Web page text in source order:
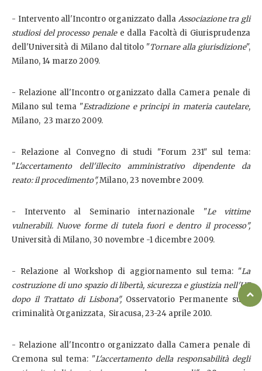
- Intervento all'Incontro organizzato dalla Associazione tra gli
studiosi del processo penalee dalla Facoltà di Giurisprudenza
dell'Università di Milano dal titolo "Tornare alla giurisdizione",
Milano, 14 marzo 2009.
- Relazione all'Incontro organizzato dalla Camera penale di
Milano sul tema "Estradizione e principi in materia cautelare,
Milano, 23 marzo 2009.
- Relazione al Convegno di studi "Forum 231" sul tema:
"L'accertamento dell'illecito amministrativo dipendente da
reato: il procedimento",Milano, 23 novembre 2009.
- Intervento al Seminario internazionale "Le vittime
vulnerabili. Nuove forme di tutela fuori e dentro il processo",
Università di Milano, 30 novembre -1 dicembre 2009.
- Relazione al Workshop di aggiornamento sul tema: "La
costruzione di uno spazio di libertà, sicurezza e giustizia nell'UE
dopo il Trattato di Lisbona", Osservatorio Permanente sulla
criminalità Organizzata, Siracusa, 23-24 aprile 2010.
- Relazione all'Incontro organizzato dalla Camera penale di
Cremona sul tema: "L'accertamento della responsabilità degli